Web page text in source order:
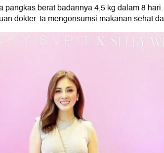
pangkas berat badannya 4,5 kg dalam 8
dokter. Ia mengonsumsi makanan sehat